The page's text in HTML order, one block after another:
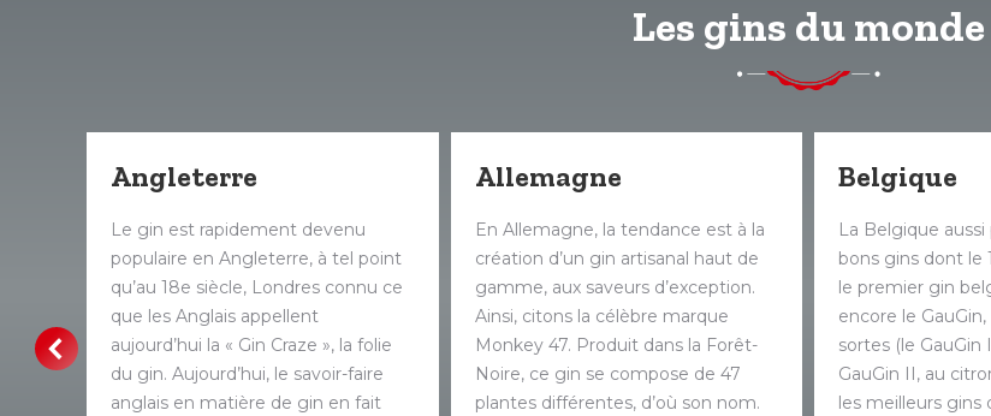
Les gins du monde
Gin
Angleterre
Le gin est rapidement devenu
populaire en Angleterre, à tel point
qu’au 18e siècle, Londres connu ce
que les Anglais appellent
aujourd’hui la « Gin Craze », la folie
du gin. Aujourd’hui, le savoir-faire
anglais en matière de gin en fait
Allemagne
En Allemagne, la tendance est à la
création d’un gin artisanal haut de
gamme, aux saveurs d’exception.
Ainsi, citons la célèbre marque
Monkey 47. Produit dans la Forêt-
Noire, ce gin se compose de 47
plantes différentes, d’où son nom.
Belgique
La Belgique
bons gins dont le
le premier gin
encore le
sortes (le GauGin
GauGin II, au
les meilleurs gins